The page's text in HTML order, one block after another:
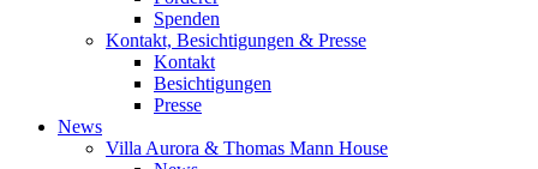
Spenden
Kontakt, Besichtigungen & Presse
Kontakt
Besichtigungen
Presse
News
Villa Aurora & Thomas Mann House